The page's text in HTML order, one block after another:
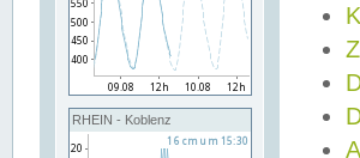
RHEIN - Koblenz